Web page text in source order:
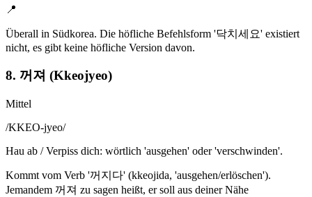
📍
Überall in Südkorea. Die höfliche Befehlsform '닥치세요' existiert
nicht, es gibt keine höfliche Version davon.
8. 꺼져 (Kkeojyeo)
Mittel
/KKEO-jyeo/
Hau ab / Verpiss dich: wörtlich 'ausgehen' oder 'verschwinden'.
Kommt vom Verb '꺼지다' (kkeojida, 'ausgehen/erlöschen').
Jemandem 꺼져 zu sagen heißt, er soll aus deiner Nähe